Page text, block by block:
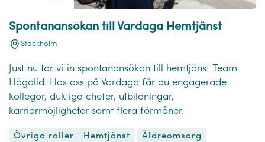
Spontanansökan till Vardaga Hemtjänst
Stockholm
Just nu tar vi in spontanansökan till hemtjänst Team
Högalid. Hos oss på Vardaga får du engagerade
kollegor, duktiga chefer, utbildningar,
karriärmöjligheter samt flera förmåner.
Övriga roller Hemtjänst Äldreomsorg